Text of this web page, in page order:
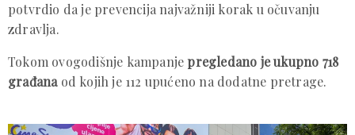
potvrdio da je prevencija najvažniji korak u očuvanju
zdravlja.
Tokom ovogodišnje kampanjepregledano je ukupno 718
građanaod kojih je 112 upućeno na dodatne pretrage.